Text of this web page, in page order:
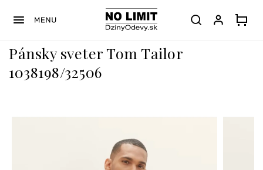
Pánsky sveter Tom Tailor
1038198/32506